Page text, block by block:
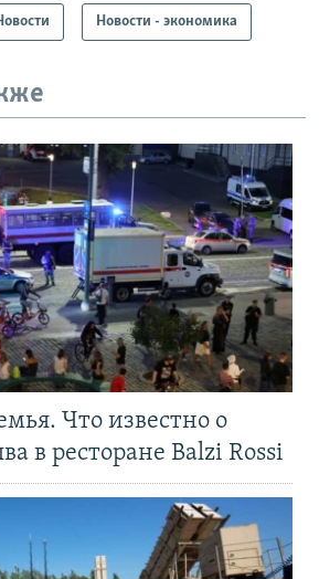
Новости - экономика
Что известно о
в ресторане Balzi Rossi